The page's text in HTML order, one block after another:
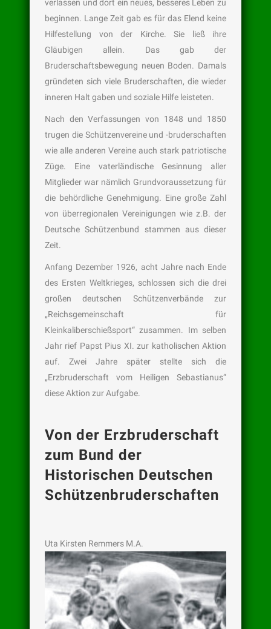
verlassen und dort ein neues, besseres Leben zu
beginnen. Lange Zeit gab es für das Elend keine
Hilfestellung von der Kirche. Sie ließ ihre
Gläubigen allein. Das gab der
Bruderschaftsbewegung neuen Boden. Damals
gründeten sich viele Bruderschaften, die wieder
inneren Halt gaben und soziale Hilfe leisteten.
Nach den Verfassungen von 1848 und 1850
trugen die Schützenvereine und -bruderschaften
wie alle anderen Vereine auch stark patriotische
Züge. Eine vaterländische Gesinnung aller
Mitglieder war nämlich Grundvoraussetzung für
die behördliche Genehmigung. Eine große Zahl
von überregionalen Vereinigungen wie z.B. der
Deutsche Schützenbund stammen aus dieser
Zeit.
Anfang Dezember 1926, acht Jahre nach Ende
des Ersten Weltkrieges, schlossen sich die drei
großen deutschen Schützenverbände zur
„Reichsgemeinschaft für
Kleinkaliberschießsport“ zusammen. Im selben
Jahr rief Papst Pius XI. zur katholischen Aktion
auf. Zwei Jahre später stellte sich die
„Erzbruderschaft vom Heiligen Sebastianus“
diese Aktion zur Aufgabe.
Von der Erzbruderschaft
zum Bund der
Historischen Deutschen
Schützenbruderschaften
Uta Kirsten Remmers M.A.